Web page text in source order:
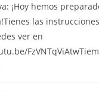
¡Hoy hemos
las
ver en